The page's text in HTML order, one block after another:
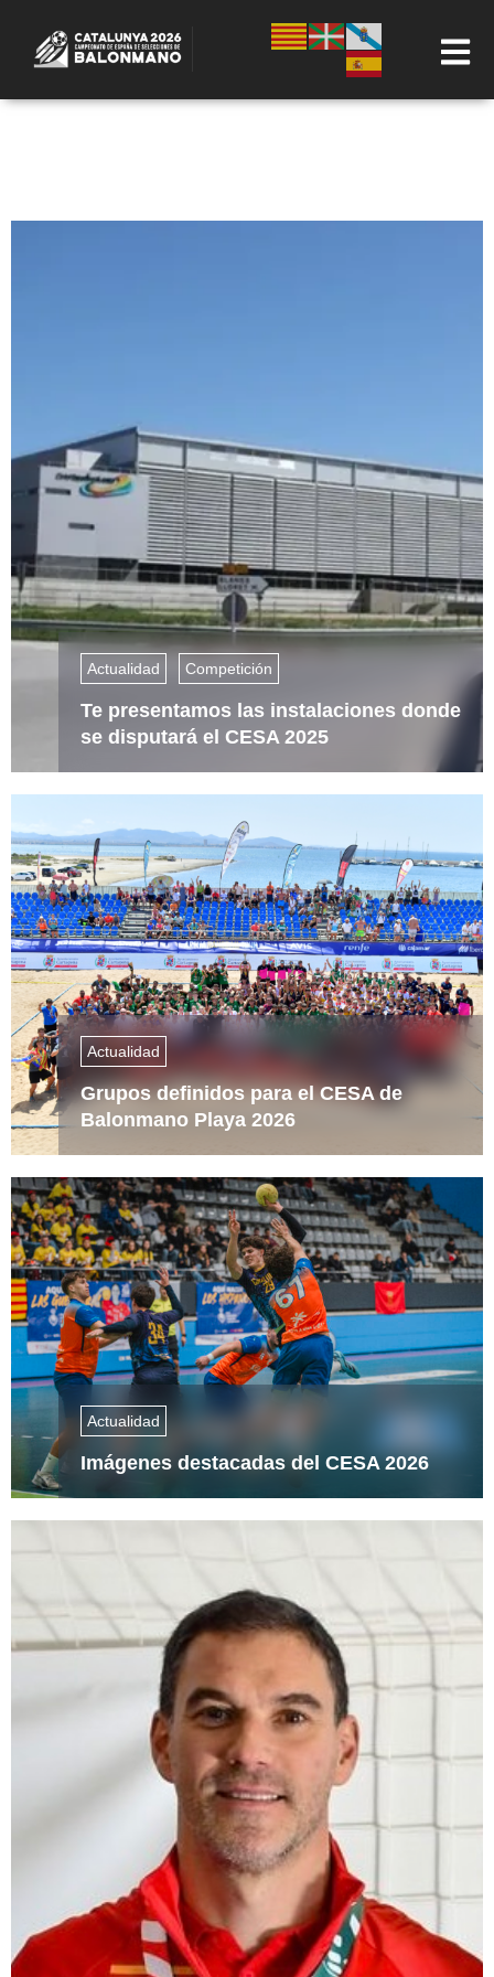
Actualidad Competición
Te presentamos las instalaciones donde
se disputará el CESA 2025
Actualidad
Grupos definidos para el CESA de
Balonmano Playa 2026
Actualidad
Imágenes destacadas del CESA 2026